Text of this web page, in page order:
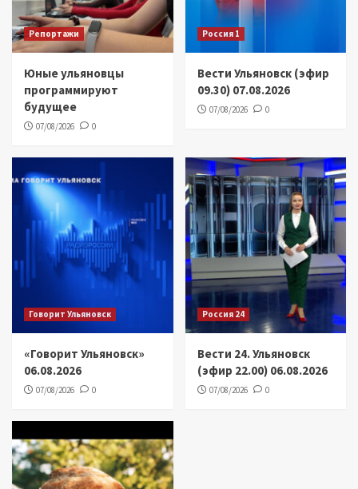
Репортажи
Юные ульяновцы
программируют
будущее
07/08/2026 0
Россия 1
Вести Ульяновск (эфир
09.30) 07.08.2026
07/08/2026 0
Говорит Ульяновск
«Говорит Ульяновск»
06.08.2026
07/08/2026 0
Россия 24
Вести 24. Ульяновск
(эфир 22.00) 06.08.2026
07/08/2026 0